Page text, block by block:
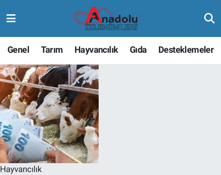
Genel Tarım Hayvancılık Gıda Desteklemeler
Hayvancılık